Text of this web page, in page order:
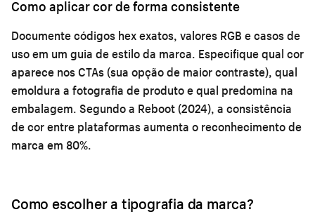
Como aplicar cor de forma consistente
Documente códigos hex exatos, valores RGB e casos de
uso em um guia de estilo da marca. Especifique qual cor
aparece nos CTAs (sua opção de maior contraste), qual
emoldura a fotografia de produto e qual predomina na
embalagem. Segundo a Reboot (2024), a consistência
de cor entre plataformas aumenta o reconhecimento de
marca em 80%.
Como escolher a tipografia da marca?